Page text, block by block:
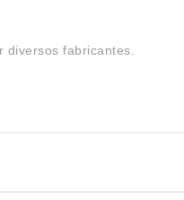
fabricantes.